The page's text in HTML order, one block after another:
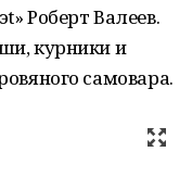
Роберт Валеев.
курники и
самовара.